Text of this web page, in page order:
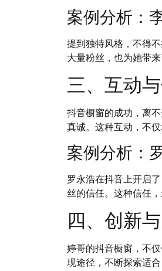
案例分析：
提到独特风格，不得
大量粉丝，也为她带
三、互动
抖音橱窗的成功，离
真诚。这种互动，不
案例分析：
罗永浩在抖音上开启
丝的信任。这种信任
四、创新
婷哥的抖音橱窗，不
现途径，不断探索适合